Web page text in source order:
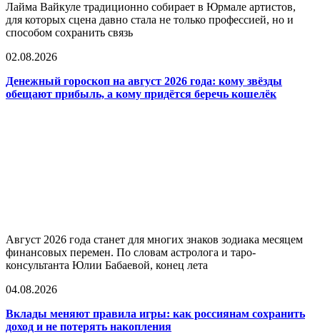
Лайма Вайкуле традиционно собирает в Юрмале артистов,
для которых сцена давно стала не только профессией, но и
способом сохранить связь
02.08.2026
Денежный гороскоп на август 2026 года: кому звёзды
обещают прибыль, а кому придётся беречь кошелёк
Август 2026 года станет для многих знаков зодиака месяцем
финансовых перемен. По словам астролога и таро-
консультанта Юлии Бабаевой, конец лета
04.08.2026
Вклады меняют правила игры: как россиянам сохранить
доход и не потерять накопления